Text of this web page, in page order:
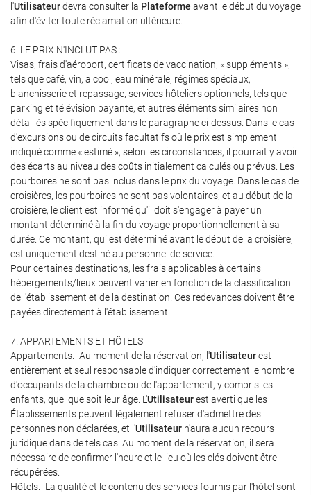
l'Utilisateurdevra consulter la Plateforme avant le début du voyage
afin d'éviter toute réclamation ultérieure.
6. LE PRIX N'INCLUT PAS :
Visas, frais d'aéroport, certificats de vaccination, « suppléments »,
tels que café, vin, alcool, eau minérale, régimes spéciaux,
blanchisserie et repassage, services hôteliers optionnels, tels que
parking et télévision payante, et autres éléments similaires non
détaillés spécifiquement dans le paragraphe ci-dessus. Dans le cas
d'excursions ou de circuits facultatifs où le prix est simplement
indiqué comme « estimé », selon les circonstances, il pourrait y avoir
des écarts au niveau des coûts initialement calculés ou prévus. Les
pourboires ne sont pas inclus dans le prix du voyage. Dans le cas de
croisières, les pourboires ne sont pas volontaires, et au début de la
croisière, le client est informé qu'il doit s'engager à payer un
montant déterminé à la fin du voyage proportionnellement à sa
durée. Ce montant, qui est déterminé avant le début de la croisière,
est uniquement destiné au personnel de service.
Pour certaines destinations, les frais applicables à certains
hébergements/lieux peuvent varier en fonction de la classification
de l'établissement et de la destination. Ces redevances doivent être
payées directement à l'établissement.
7. APPARTEMENTS ET HÔTELS
Appartements.- Au moment de la réservation, l'Utilisateurest
entièrement et seul responsable d'indiquer correctement le nombre
d'occupants de la chambre ou de l'appartement, y compris les
enfants, quel que soit leur âge. L'Utilisateurest averti que les
Établissements peuvent légalement refuser d'admettre des
personnes non déclarées, et l'Utilisateur n'aura aucun recours
juridique dans de tels cas. Au moment de la réservation, il sera
nécessaire de confirmer l'heure et le lieu où les clés doivent être
récupérées.
Hôtels.- La qualité et le contenu des services fournis par l'hôtel sont